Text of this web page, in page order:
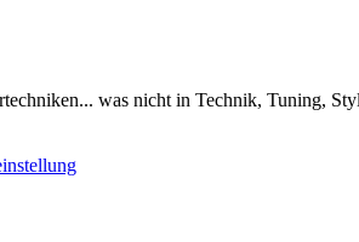
was nicht in Technik, Tuning,